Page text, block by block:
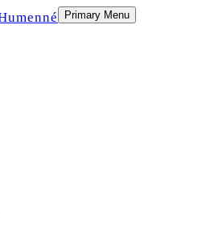
Primary Menu